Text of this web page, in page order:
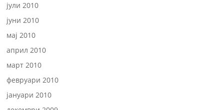
јули 2010
јуни 2010
мај 2010
април 2010
март 2010
февруари 2010
јануари 2010